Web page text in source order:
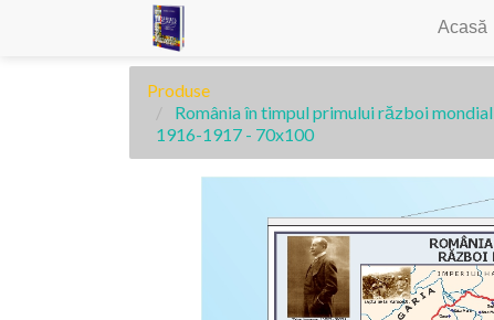
Acasă
Produse
România în timpul primului război mondial
1916-1917 - 70x100